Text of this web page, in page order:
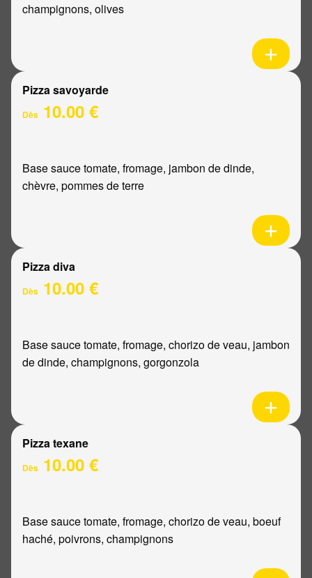
champignons, olives
Pizza savoyarde
Dès 10.00 €
Base sauce tomate, fromage, jambon de dinde,
chèvre, pommes de terre
Pizza diva
Dès 10.00 €
Base sauce tomate, fromage, chorizo de veau, jambon
de dinde, champignons, gorgonzola
Pizza texane
Dès 10.00 €
Base sauce tomate, fromage, chorizo de veau, boeuf
haché, poivrons, champignons